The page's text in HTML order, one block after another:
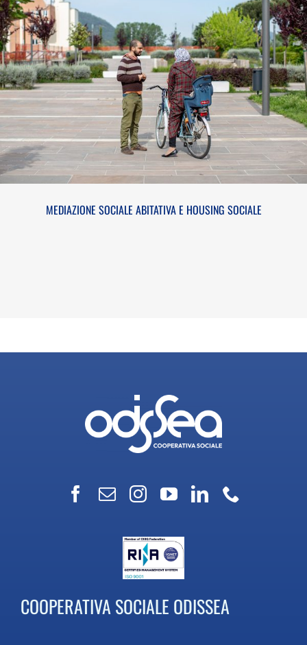
MEDIAZIONE SOCIALE ABITATIVA E HOUSING
SOCIALE
MEDIAZIONE SOCIALE ABITATIVA E HOUSING SOCIALE
COOPERATIVA SOCIALE ODISSEA